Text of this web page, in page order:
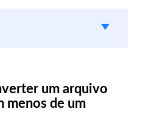
um arquivo
menos de um